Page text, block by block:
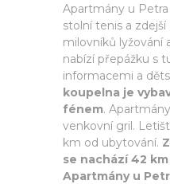
Apartmány u
stolní tenis a
milovníků lyžování
nabízí přepážku s
informacemi a
koupelna je
fénem.
venkovní gril.
km od ubytování.
se nachází 42
Apartmány u